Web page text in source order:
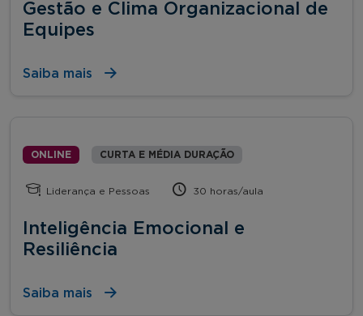
Gestão e Clima Organizacional de
Equipes
Saiba mais
ONLINE CURTA E MÉDIA DURAÇÃO
Liderança e Pessoas 30 horas/aula
Inteligência Emocional e
Resiliência
Saiba mais